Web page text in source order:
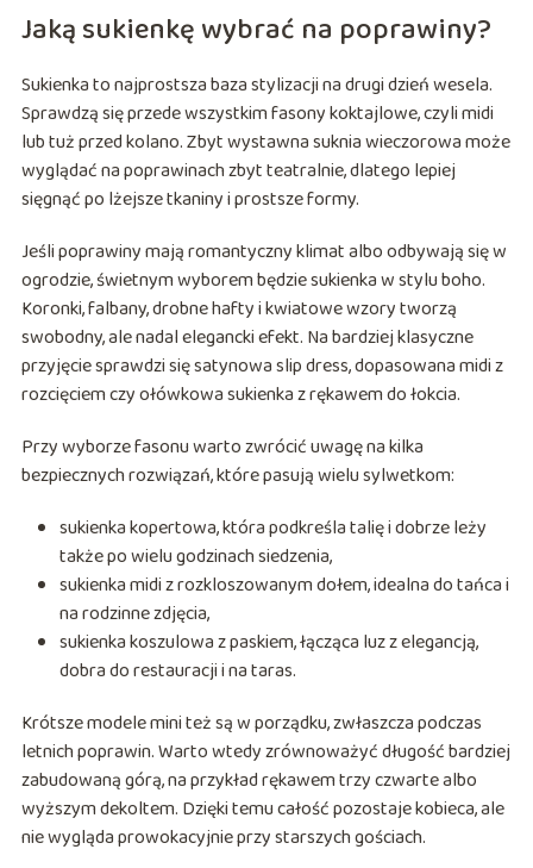
Jaką sukienkę wybrać na poprawiny?
Sukienka to najprostsza baza stylizacji na drugi dzień wesela.
Sprawdzą się przede wszystkim fasony koktajlowe, czyli midi
lub tuż przed kolano. Zbyt wystawna suknia wieczorowa może
wyglądać na poprawinach zbyt teatralnie, dlatego lepiej
sięgnąć po lżejsze tkaniny i prostsze formy.
Jeśli poprawiny mają romantyczny klimat albo odbywają się w
ogrodzie, świetnym wyborem będzie sukienka w stylu boho.
Koronki, falbany, drobne hafty i kwiatowe wzory tworzą
swobodny, ale nadal elegancki efekt. Na bardziej klasyczne
przyjęcie sprawdzi się satynowa slip dress, dopasowana midi z
rozcięciem czy ołówkowa sukienka z rękawem do łokcia.
Przy wyborze fasonu warto zwrócić uwagę na kilka
bezpiecznych rozwiązań, które pasują wielu sylwetkom:
sukienka kopertowa, która podkreśla talię i dobrze leży
także po wielu godzinach siedzenia,
sukienka midi z rozkloszowanym dołem, idealna do tańca i
na rodzinne zdjęcia,
sukienka koszulowa z paskiem, łącząca luz z elegancją,
dobra do restauracji i na taras.
Krótsze modele mini też są w porządku, zwłaszcza podczas
letnich poprawin. Warto wtedy zrównoważyć długość bardziej
zabudowaną górą, na przykład rękawem trzy czwarte albo
wyższym dekoltem. Dzięki temu całość pozostaje kobieca, ale
nie wygląda prowokacyjnie przy starszych gościach.